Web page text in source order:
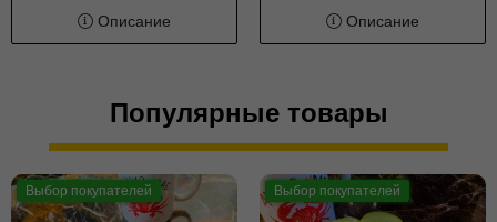
Описание Описание
Популярные товары
Выбор покупателей Выбор покупателей